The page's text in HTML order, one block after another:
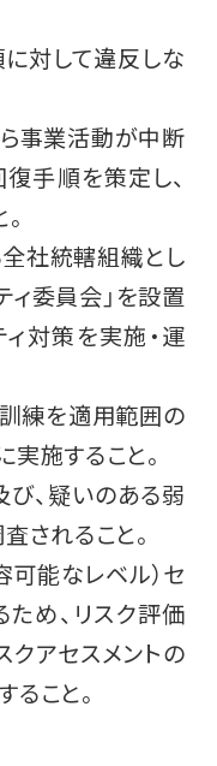
対して違反しな
事業活動が中断
手順を策定し、
社統轄組織とし
ィ委員会」を設置
対策を実施・運
練を適用範囲の
施すること。
、疑いのある弱
されること。
能なレベル）セ
め、リスク評価
アセスメントの
こと。